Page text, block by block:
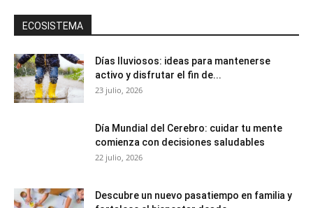
ECOSISTEMA
Días lluviosos: ideas para mantenerse
activo y disfrutar el fin de...
23 julio, 2026
Día Mundial del Cerebro: cuidar tu mente
comienza con decisiones saludables
22 julio, 2026
Descubre un nuevo pasatiempo en familia y